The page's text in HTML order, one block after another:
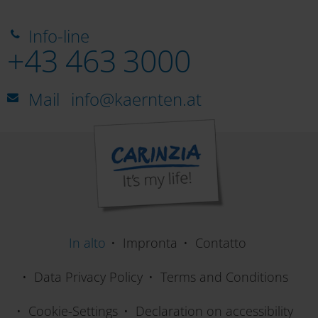
Info-line
+43 463 3000
Mail info@kaernten.at
In alto Impronta
Contatto
Data Privacy Policy
Terms and Conditions
Cookie-Settings
Declaration on accessibility